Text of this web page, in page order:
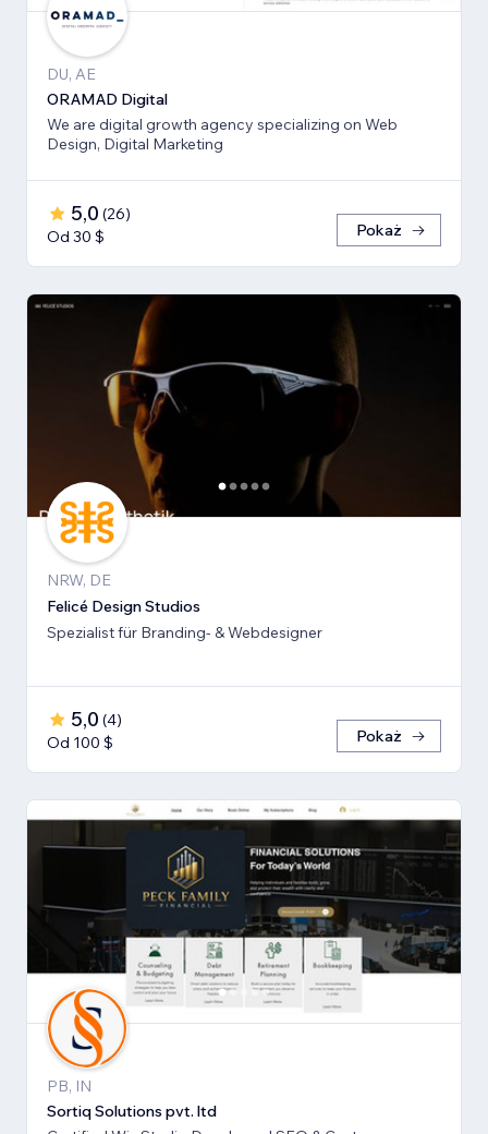
DU, AE
ORAMAD Digital
We are digital growth agency specializing on Web
Design, Digital Marketing
5,0 (26)
Od 30 $
Pokaż
NRW, DE
Felicé Design Studios
Spezialist für Branding- & Webdesigner
5,0 (4)
Od 100 $
Pokaż
PB, IN
Sortiq Solutions pvt. ltd